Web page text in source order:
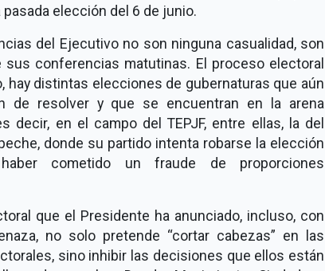
pasada elección del 6 de junio.
del Ejecutivo no son ninguna casualidad, son
sus conferencias matutinas. El proceso electoral
hay distintas elecciones de gubernaturas que aún
de resolver y que se encuentran en la arena
decir, en el campo del TEPJF, entre ellas, la del
donde su partido intenta robarse la elección
cometido un fraude de proporciones
que el Presidente ha anunciado, incluso, con
no solo pretende “cortar cabezas” en las
sino inhibir las decisiones que ellos están